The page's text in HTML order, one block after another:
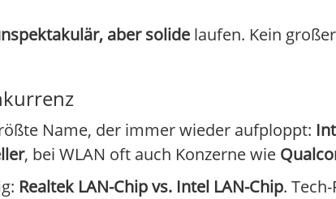
aber solide laufen. Kein
Name, der immer wieder aufploppt:
, bei WLAN oft auch Konzerne wie
Realtek LAN-Chip vs. Intel LAN-Chip.